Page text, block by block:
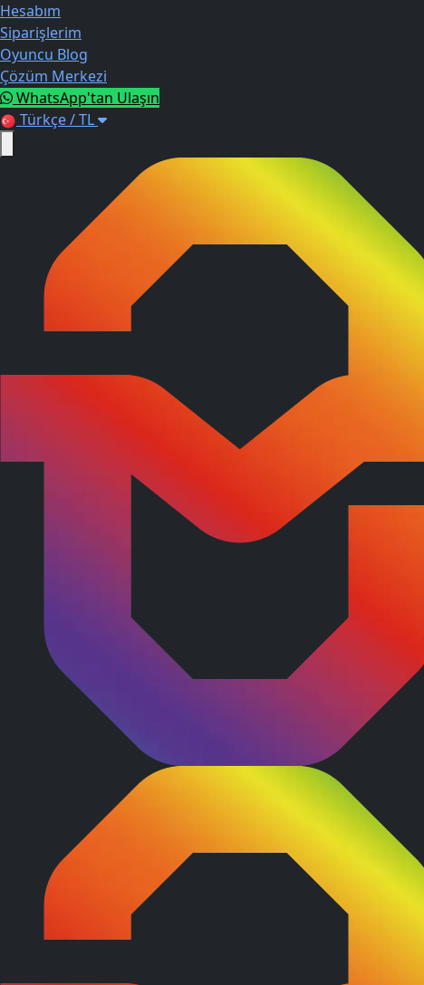
Hesabım
Siparişlerim
Oyuncu Blog
Çözüm Merkezi
WhatsApp'tan Ulaşın
Türkçe / TL